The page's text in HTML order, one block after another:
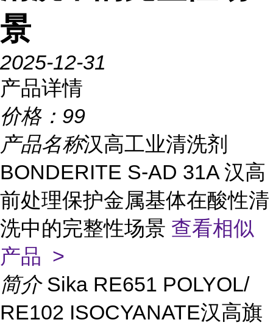
景
2025-12-31
产品详情
价格： 99
产品名称汉高工业清洗剂
BONDERITE S-AD 31A 汉高
前处理保护金属基体在酸性清
洗中的完整性场景 查看相似
产品 >
简介 Sika RE651 POLYOL/
RE102 ISOCYANATE汉高旗